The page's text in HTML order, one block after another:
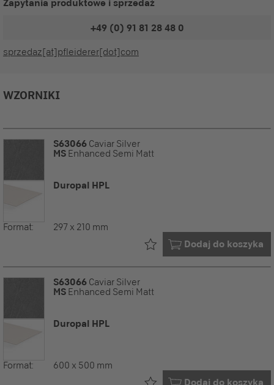
Zapytania produktowe i sprzedaż
+49 (0) 91 81 28 48 0
sprzedaz[at]pfleiderer[dot]com
WZORNIKI
S63066 Caviar Silver
MS Enhanced Semi Matt
Duropal HPL
Format: 297 x 210 mm
Dodaj do koszyka
Już w Twoim
S63066 Caviar Silver
MS Enhanced Semi Matt
Duropal HPL
Format: 600 x 500 mm
Dodaj do koszyka
Już w Twoim